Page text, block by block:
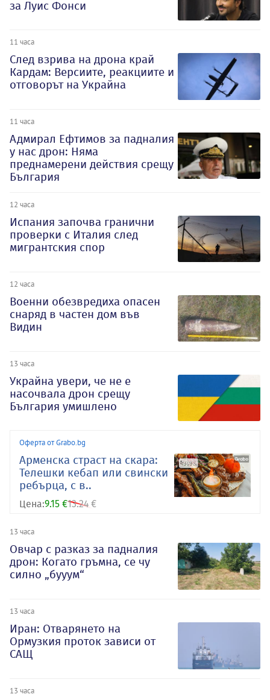
за Луис Фонси
11 часа
След взрива на дрона край
Кардам: Версиите, реакциите и
отговорът на Украйна
11 часа
Адмирал Ефтимов за падналия
у нас дрон: Няма
преднамерени действия срещу
България
12 часа
Испания започва гранични
проверки с Италия след
мигрантския спор
12 часа
Военни обезвредиха опасен
снаряд в частен дом във
Видин
13 часа
Украйна увери, че не е
насочвала дрон срещу
България умишлено
Оферта от Grabo.bg
Арменска страст на скара:
Телешки кебап или свински
ребърца, с в..
Цена:9.15 €13.24 €
13 часа
Овчар с разказ за падналия
дрон: Когато гръмна, се чу
силно „бууум“
13 часа
Иран: Отварянето на
Ормузкия проток зависи от
САЩ
13 часа